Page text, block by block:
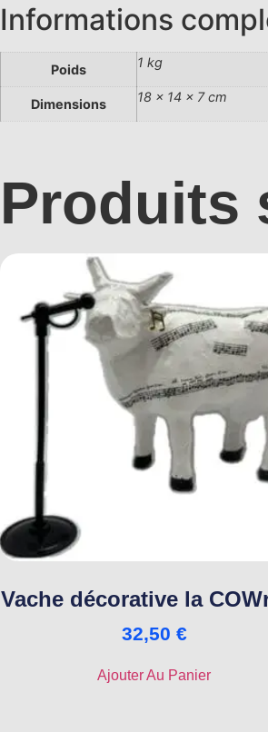
Informations
Poids 1 kg
Dimensions 18 × 14 × 7 cm
Produits
Vache décorative la
32,50 €
Ajouter Au Panier